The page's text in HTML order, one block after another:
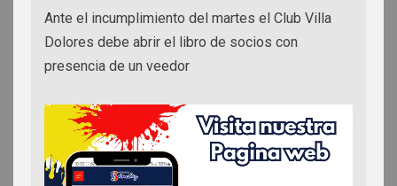
Ante el incumplimiento del martes el Club Villa
Dolores debe abrir el libro de socios con
presencia de un veedor